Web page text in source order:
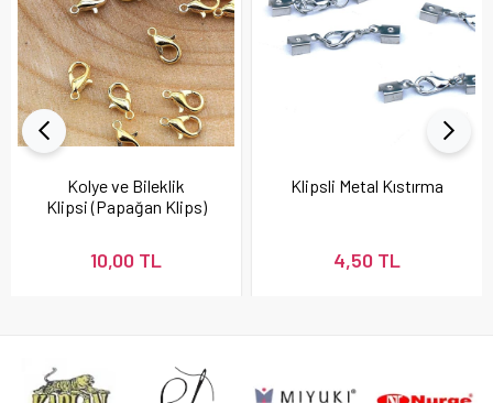
Kolye ve Bileklik
Klipsi (Papağan Klips)
10,00 TL
Klipsli Metal Kıstırma
4,50 TL